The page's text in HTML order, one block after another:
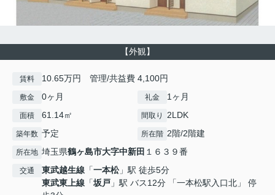
【外観】
賃料 10.65万円 管理/共益費 4,100円
敷金 0ヶ月 礼金 1ヶ月
面積 61.14㎡ 間取り 2LDK
築年数 予定 所在階 2階/2階建
所在地 埼玉県鶴ヶ島市大字中新田 １６３９番
交通 東武越生線 「一本松」駅 徒歩5分
東武東上線 「坂戸 」駅 バス12分 「一本松駅入口北」 停